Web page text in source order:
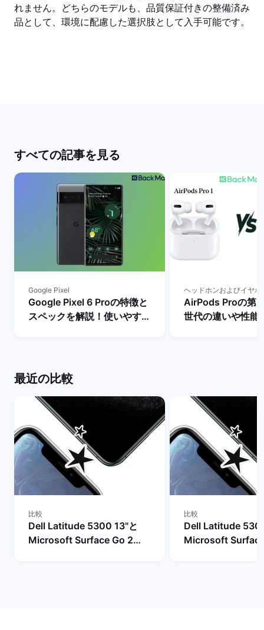
れません。どちらのモデルも、品質保証付きの整備済み
品として、環境に配慮した選択肢として入手可能です。
すべての記事を見る
Google Pixel
Google Pixel 6 Proの特徴と
スペックを解説！使いやすさ
ヘッドホンおよびイヤホ
AirPods Proの第2
世代の違いや性能
最近の比較
比較
Dell Latitude 5300 13"と
Microsoft Surface Go 2
比較
Dell Latitude
Microsoft